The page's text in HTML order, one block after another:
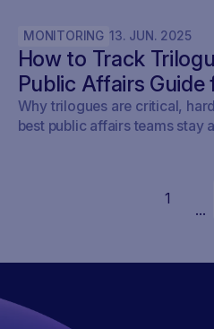
MONITORING 13. JUN. 2025
How to Track
Public Affairs Guide
Why trilogues are critical,
best public affairs teams stay
1
...